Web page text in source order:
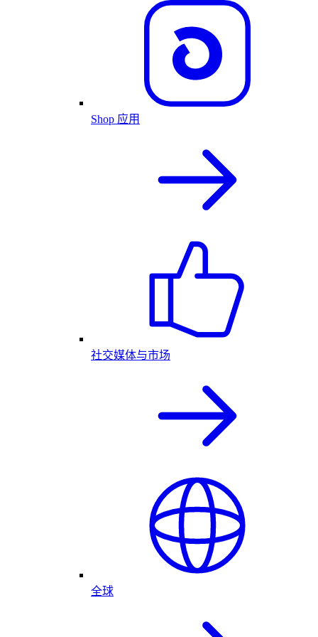
Shop 应用
社交媒体与市场
全球